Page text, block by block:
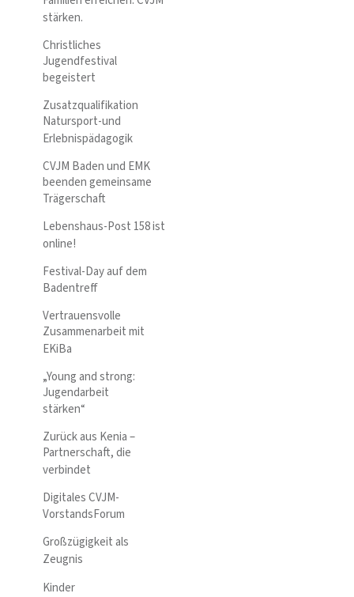
stärken.
Christliches
Jugendfestival
begeistert
Zusatzqualifikation
Natursport-und
Erlebnispädagogik
CVJM Baden und EMK
beenden gemeinsame
Trägerschaft
Lebenshaus-Post 158 ist
online!
Festival-Day auf dem
Badentreff
Vertrauensvolle
Zusammenarbeit mit
EKiBa
„Young and strong:
Jugendarbeit
stärken“
Zurück aus Kenia –
Partnerschaft, die
verbindet
Digitales CVJM-
VorstandsForum
Großzügigkeit als
Zeugnis
Kinder